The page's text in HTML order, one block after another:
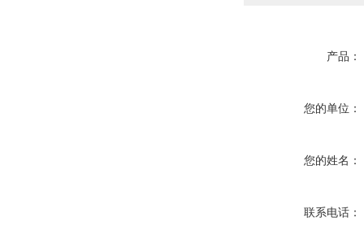
产品：
您的单位：
您的姓名：
联系电话：